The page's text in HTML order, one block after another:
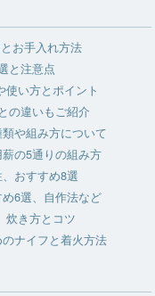
お手入れ方法
と注意点
使い方とポイント
の違いもご紹介
や組み方について
の5通りの組み方
おすすめ8選
6選、自作法など
炊き方とコツ
ナイフと着火方法